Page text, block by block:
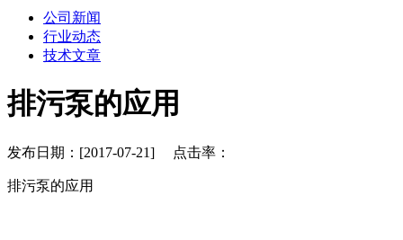
公司新闻
行业动态
技术文章
排污泵的应用
发布日期：[2017-07-21] 点击率：
排污泵的应用